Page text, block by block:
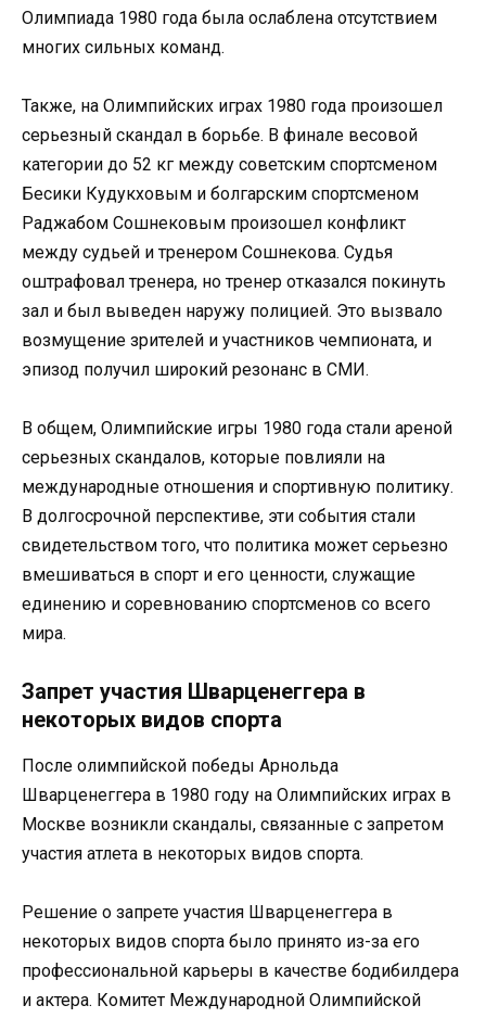
Олимпиада 1980 года была ослаблена отсутствием
многих сильных команд.
Также, на Олимпийских играх 1980 года произошел
серьезный скандал в борьбе. В финале весовой
категории до 52 кг между советским спортсменом
Бесики Кудукховым и болгарским спортсменом
Раджабом Сошнековым произошел конфликт
между судьей и тренером Сошнекова. Судья
оштрафовал тренера, но тренер отказался покинуть
зал и был выведен наружу полицией. Это вызвало
возмущение зрителей и участников чемпионата, и
эпизод получил широкий резонанс в СМИ.
В общем, Олимпийские игры 1980 года стали ареной
серьезных скандалов, которые повлияли на
международные отношения и спортивную политику.
В долгосрочной перспективе, эти события стали
свидетельством того, что политика может серьезно
вмешиваться в спорт и его ценности, служащие
единению и соревнованию спортсменов со всего
мира.
Запрет участия Шварценеггера в
некоторых видов спорта
После олимпийской победы Арнольда
Шварценеггера в 1980 году на Олимпийских играх в
Москве возникли скандалы, связанные с запретом
участия атлета в некоторых видов спорта.
Решение о запрете участия Шварценеггера в
некоторых видов спорта было принято из-за его
профессиональной карьеры в качестве бодибилдера
и актера. Комитет Международной Олимпийской